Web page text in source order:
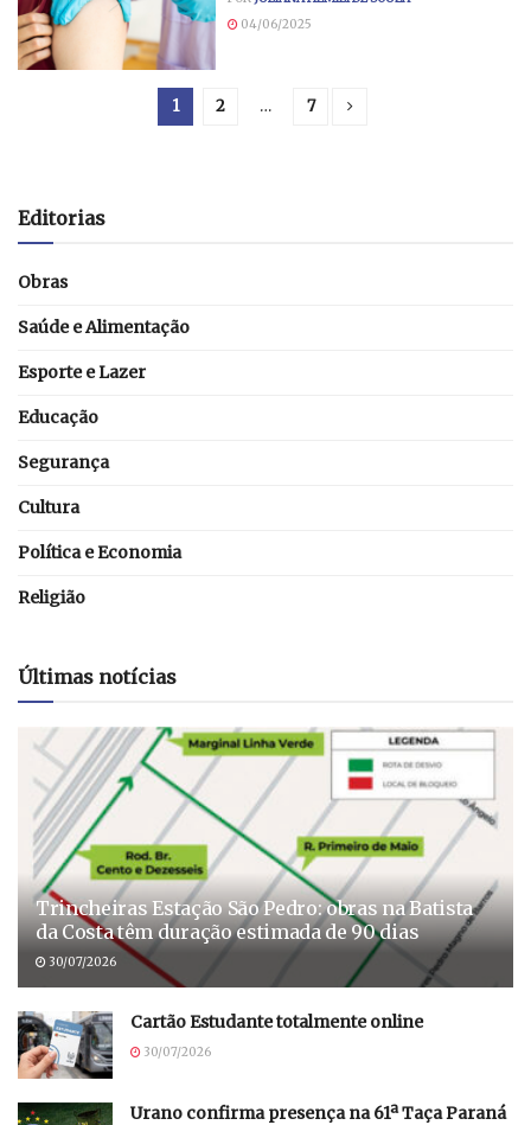
04/06/2025
1 2 … 7
Editorias
Obras
Saúde e Alimentação
Esporte e Lazer
Educação
Segurança
Cultura
Política e Economia
Religião
Últimas notícias
Trincheiras Estação São Pedro: obras na Batista
da Costa têm duração estimada de 90 dias
30/07/2026
Cartão Estudante totalmente online
30/07/2026
Urano confirma presença na 61ª Taça Paraná